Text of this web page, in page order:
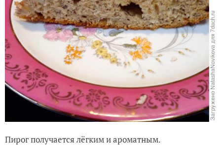
Пирог получается лёгким и ароматным.